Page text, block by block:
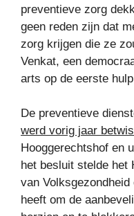
preventieve zorg
geen reden zijn dat
zorg krijgen die ze
Venkat, een
arts op de eerste
De preventieve
werd vorig jaar
Hooggerechtshof en
het besluit stelde het
van
heeft om de